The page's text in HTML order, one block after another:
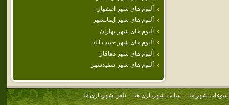
آلبوم های شهر اصفهان
آلبوم های شهر ايمانشهر
آلبوم های شهر بهاران
آلبوم های شهر حبيب آباد
آلبوم های شهر دهاقان
آلبوم های شهر سفيدشهر
سوغات شهر ها سایت شهرداری ها تلفن شهرداری ها